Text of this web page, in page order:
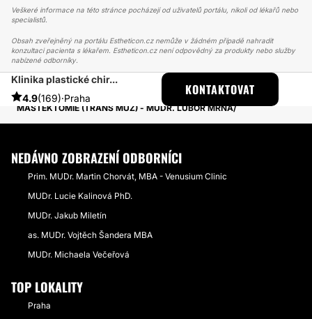
Veškeré informace na této stránce pocházejí od uživatelů portálu, nikoli od lékařů nebo
specialistů.
Obsah zveřejněný na portálu Estheticon.cz nemůže v žádném případě nahradit
konzultaci pacienta s lékařem. Estheticon.cz není odpovědný za produkty nebo služby
nabízené odborníky.
Klinika plastické chir...
4.9(169)·Praha
KONTAKTOVAT
ESTHETICON
PŘÍBĚHY
PŘÍBĚHY TÝKAJÍCÍ SE ZÁKROKU MASTEKTOMIE
MASTEKTOMIE (TRANS MUŽ) - MUDR. LUBOR MRŇA
NEDÁVNO ZOBRAZENÍ ODBORNÍCI
Prim. MUDr. Martin Chorvát, MBA - Venusium Clinic
MUDr. Lucie Kalinová PhD.
MUDr. Jakub Miletín
as. MUDr. Vojtěch Šandera MBA
MUDr. Michaela Večeřová
TOP LOKALITY
Praha